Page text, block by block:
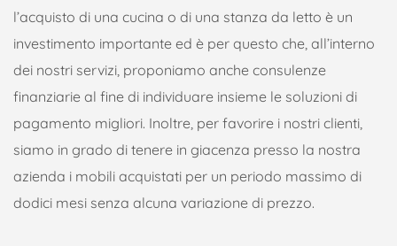
l’acquisto di una cucina o di una stanza da letto è un
investimento importante ed è per questo che, all’interno
dei nostri servizi, proponiamo anche consulenze
finanziarie al fine di individuare insieme le soluzioni di
pagamento migliori. Inoltre, per favorire i nostri clienti,
siamo in grado di tenere in giacenza presso la nostra
azienda i mobili acquistati per un periodo massimo di
dodici mesi senza alcuna variazione di prezzo.